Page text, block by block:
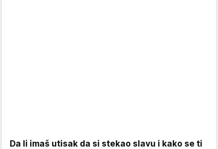
Da li imaš utisak da si stekao slavu i kako se ti